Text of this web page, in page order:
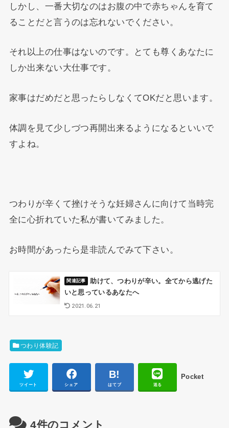
しかし、一番大切なのはお腹の中で赤ちゃんを育て
ることだと言うのは忘れないでください。
それ以上の仕事はないのです。とても尊くあなたに
しか出来ない大仕事です。
家事はだめだと思ったらしなくてOKだと思います。
体調を見て少しづつ再開出来るようになるといいで
すよね。
つわりが辛くて挫けそうな妊婦さんに向けて当時完
全に心折れていた私が書いてみました。
お時間があったら是非読んでみて下さい。
助けて、つわりが辛い。全てから逃げた
いと思っているあなたへ
2021.06.21
つわり体験記
ツイート シェア はてブ 送る
Pocket
4件のコメント